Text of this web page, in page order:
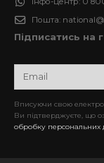
Пошта:
Підписатись на
Вписуючи свою
Ви підтверджуєте, що
обробку персональних